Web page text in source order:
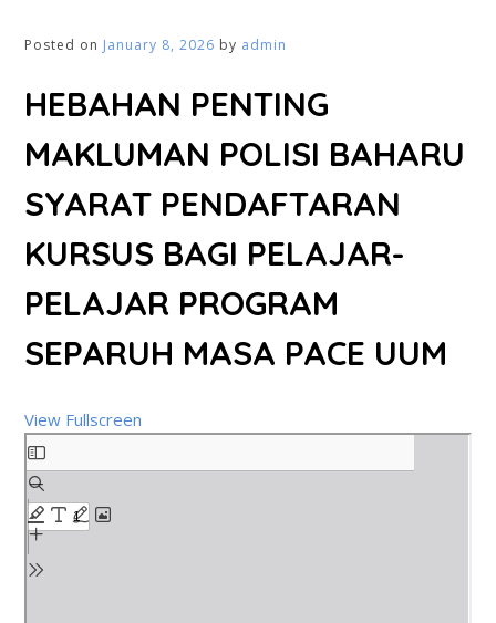
Posted on January 8, 2026 by admin
HEBAHAN PENTING
MAKLUMAN POLISI BAHARU
SYARAT PENDAFTARAN
KURSUS BAGI PELAJAR-
PELAJAR PROGRAM
SEPARUH MASA PACE UUM
View Fullscreen
Skip
PDF
content